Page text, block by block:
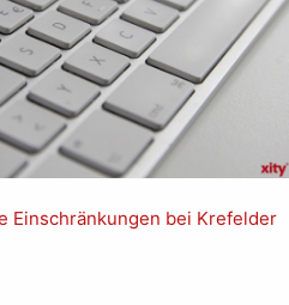
Einschränkungen bei Krefelder